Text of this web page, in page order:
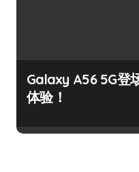
Galaxy A56 5G登
体验！